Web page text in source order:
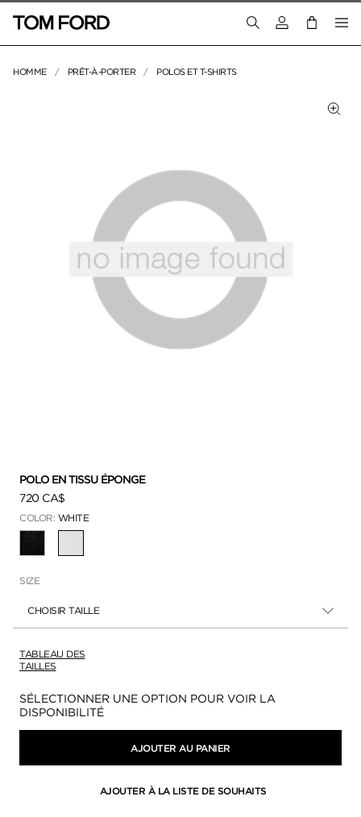
Connectez-
HOMME PRÊT-À-PORTER POLOS ET T-SHIRTS
POLO EN TISSU ÉPONGE
720 CA$
COLOR: WHITE
SIZE
CHOISIR TAILLE
TABLEAU DES
TAILLES
Disponibilité:
SÉLECTIONNER UNE OPTION POUR VOIR LA
DISPONIBILITÉ
AJOUTER AU PANIER
AJOUTER À LA LISTE DE SOUHAITS